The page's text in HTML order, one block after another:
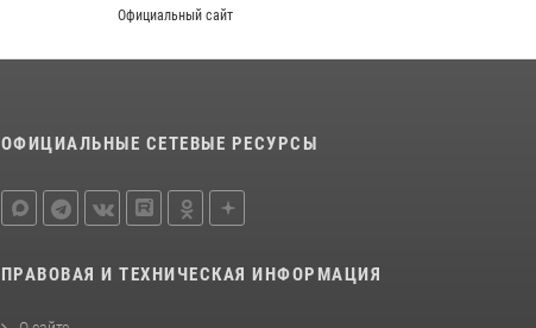
Официальный сайт
ОФИЦИАЛЬНЫЕ СЕТЕВЫЕ РЕСУРСЫ
ПРАВОВАЯ И ТЕХНИЧЕСКАЯ ИНФОРМАЦИЯ